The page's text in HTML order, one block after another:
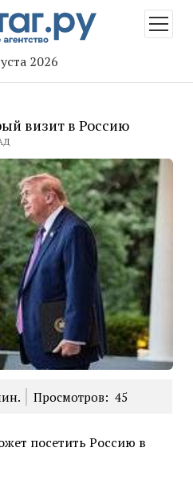
2026
меню
визит в Россию
Просмотров: 45
посетить Россию в